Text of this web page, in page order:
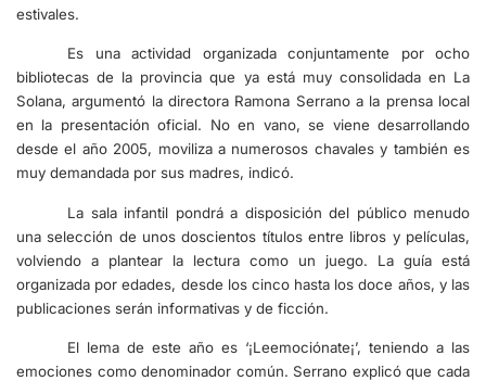
estivales.
Es una actividad organizada conjuntamente por ocho
bibliotecas de la provincia que ya está muy consolidada en La
Solana, argumentó la directora Ramona Serrano a la prensa local
en la presentación oficial. No en vano, se viene desarrollando
desde el año 2005, moviliza a numerosos chavales y también es
muy demandada por sus madres, indicó.
La sala infantil pondrá a disposición del público menudo
una selección de unos doscientos títulos entre libros y películas,
volviendo a plantear la lectura como un juego. La guía está
organizada por edades, desde los cinco hasta los doce años, y las
publicaciones serán informativas y de ficción.
El lema de este año es ‘¡Leemociónate¡’, teniendo a las
emociones como denominador común. Serrano explicó que cada